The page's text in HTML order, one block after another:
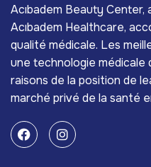
Acıbadem Beauty
Acıbadem Healthcare,
qualité médicale. Les
une technologie médicale
raisons de la position de
marché privé de la santé